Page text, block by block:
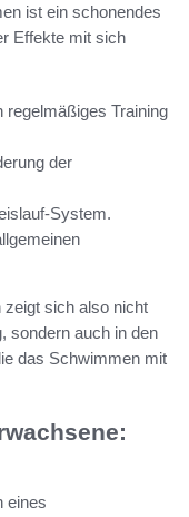
ist ein schonendes
Effekte mit sich
regelmäßiges Training
der
System.
sich also nicht
sondern auch in den
das Schwimmen mit
eines